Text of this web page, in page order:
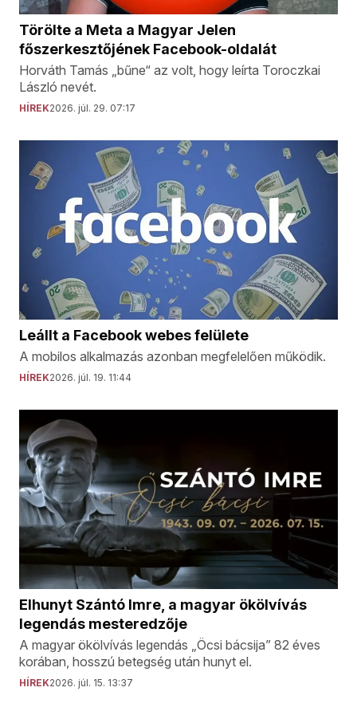
Törölte a Meta a Magyar Jelen
főszerkesztőjének Facebook-oldalát
Horváth Tamás „bűne“ az volt, hogy leírta Toroczkai
László nevét.
HÍREK2026. júl. 29. 07:17
Leállt a Facebook webes felülete
A mobilos alkalmazás azonban megfelelően működik.
HÍREK2026. júl. 19. 11:44
Elhunyt Szántó Imre, a magyar ökölvívás
legendás mesteredzője
A magyar ökölvívás legendás „Öcsi bácsija” 82 éves
korában, hosszú betegség után hunyt el.
HÍREK2026. júl. 15. 13:37